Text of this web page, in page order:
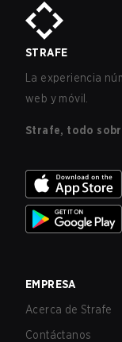
STRAFE
La experiencia
web y móvil.
Strafe, todo
EMPRESA
Acerca de Strafe
Contáctanos